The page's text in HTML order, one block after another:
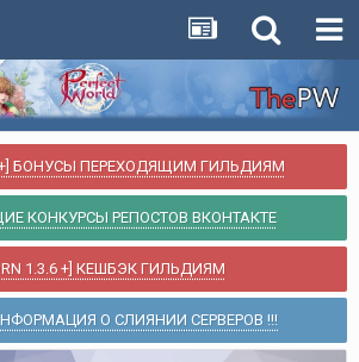
БОНУСЫ ПЕРЕХОДЯЩИМ ГИЛЬДИЯМ
КОНКУРСЫ РЕПОСТОВ ВКОНТАКТЕ
1.3.6 +] КЕШБЭК ГИЛЬДИЯМ
О СЛИЯНИИ СЕРВЕРОВ !!!